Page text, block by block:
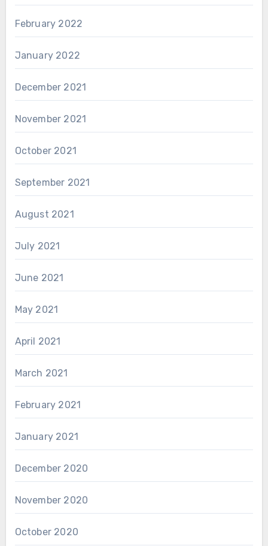
February 2022
January 2022
December 2021
November 2021
October 2021
September 2021
August 2021
July 2021
June 2021
May 2021
April 2021
March 2021
February 2021
January 2021
December 2020
November 2020
October 2020